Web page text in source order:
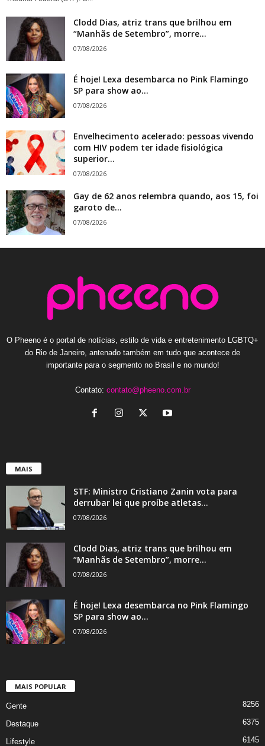
Clodd Dias, atriz trans que brilhou em
“Manhãs de Setembro”, morre...
07/08/2026
É hoje! Lexa desembarca no Pink Flamingo
SP para show ao...
07/08/2026
Envelhecimento acelerado: pessoas vivendo
com HIV podem ter idade fisiológica
superior...
07/08/2026
Gay de 62 anos relembra quando, aos 15, foi
garoto de...
07/08/2026
O Pheeno é o portal de notícias, estilo de vida e entretenimento LGBTQ+
do Rio de Janeiro, antenado também em tudo que acontece de
importante para o segmento no Brasil e no mundo!
Contato: contato@pheeno.com.br
MAIS
STF: Ministro Cristiano Zanin vota para
derrubar lei que proíbe atletas...
07/08/2026
Clodd Dias, atriz trans que brilhou em
“Manhãs de Setembro”, morre...
07/08/2026
É hoje! Lexa desembarca no Pink Flamingo
SP para show ao...
07/08/2026
MAIS POPULAR
Gente 8256
Destaque 6375
Lifestyle 6145